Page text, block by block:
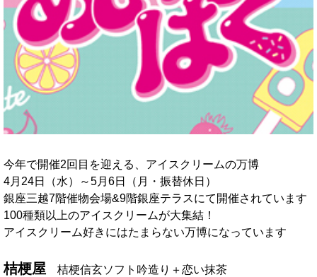
今年で開催2回目を迎える、アイスクリームの万博
4月24日（水）～5月6日（月・振替休日）
銀座三越7階催物会場&9階銀座テラスにて開催されています
100種類以上のアイスクリームが大集結！
アイスクリーム好きにはたまらない万博になっています
桔梗屋 桔梗信玄ソフト吟造り＋恋い抹茶